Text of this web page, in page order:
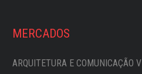
MERCADOS
ARQUITETURA E COMUNICAÇÃO